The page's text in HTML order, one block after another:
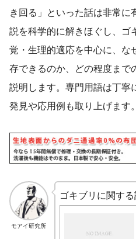
き回る」といった話は非常に
説を科学的に解きほぐし、ゴ
覚・生理的適応を中心に、な
存できるのか、どの程度まで
説明します。専門用語は丁寧
発見や応用例も取り上げます。
モアイ研究所
ゴキブリに関す